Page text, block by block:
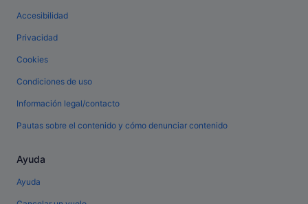
Accesibilidad
Privacidad
Cookies
Condiciones de uso
Información legal/contacto
Pautas sobre el contenido y cómo denunciar contenido
Ayuda
Ayuda